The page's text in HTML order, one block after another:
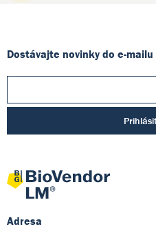
Dostávajte novinky do e-mailu
Adresa